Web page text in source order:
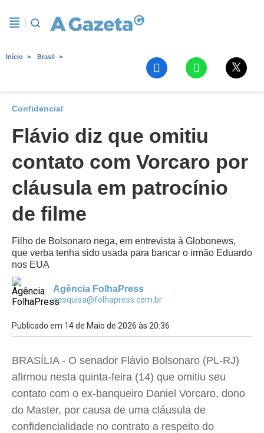
Início Brasil
Confidencial
Flávio diz que omitiu
contato com Vorcaro por
cláusula em patrocínio
de filme
Filho de Bolsonaro nega, em entrevista à Globonews,
que verba tenha sido usada para bancar o irmão Eduardo
nos EUA
Agência FolhaPress
pesquisa@folhapress.com.br
Publicado em 14 de Maio de 2026 às 20:36
BRASÍLIA - O senador Flávio Bolsonaro (PL-RJ)
afirmou nesta quinta-feira (14) que omitiu seu
contato com o ex-banqueiro Daniel Vorcaro, dono
do Master, por causa de uma cláusula de
confidencialidade no contrato a respeito do